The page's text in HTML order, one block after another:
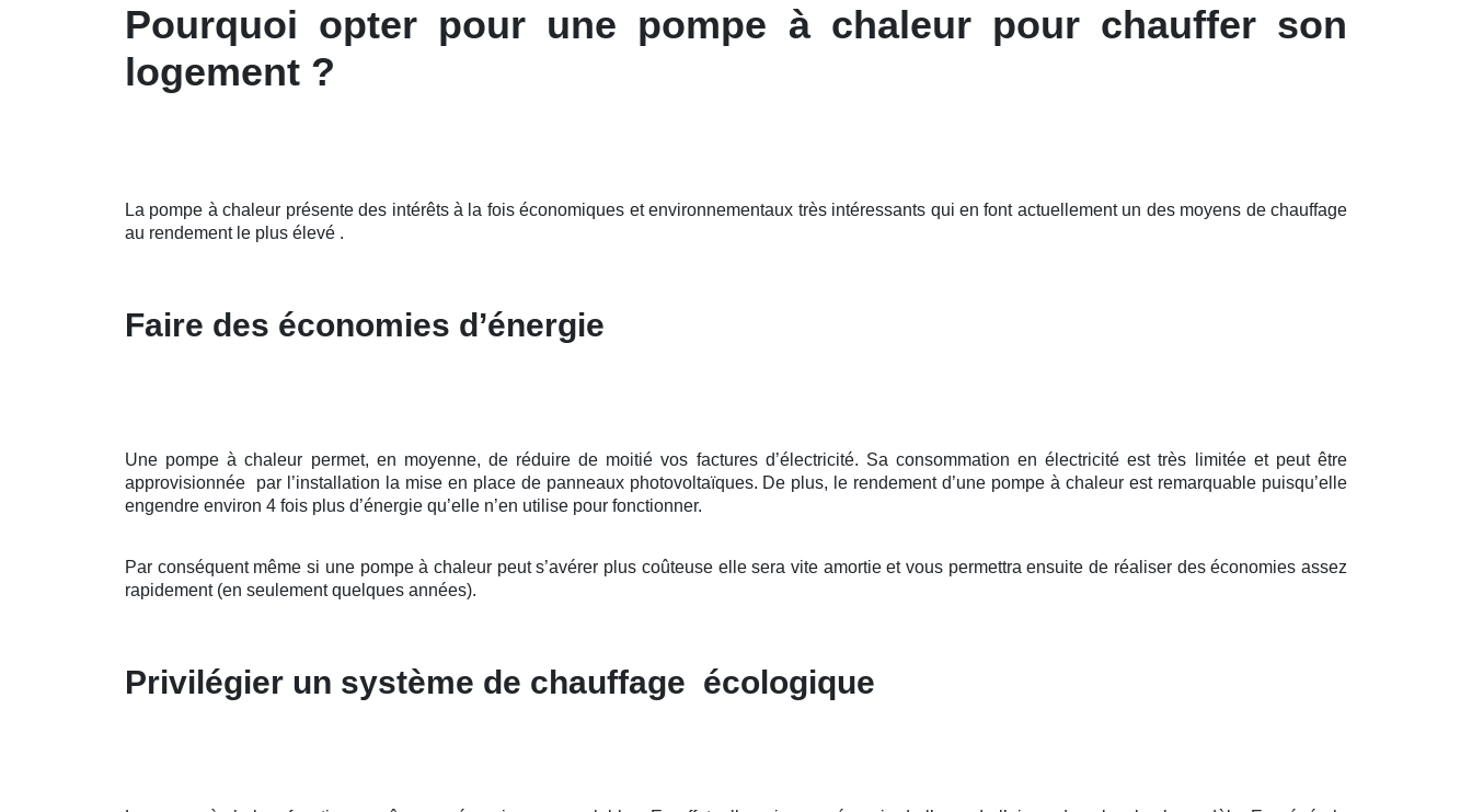
Pourquoi opter pour une pompe à chaleur pour chauffer son
logement ?
La pompe à chaleur présente des intérêts à la fois économiques et environnementaux très intéressants qui en font actuellement un des moyens de chauffage
au rendement le plus élevé .
Faire des économies d’énergie
Une pompe à chaleur permet, en moyenne, de réduire de moitié vos factures d’électricité. Sa consommation en électricité est très limitée et peut être
approvisionnée par l’installation la mise en place de panneaux photovoltaïques. De plus, le rendement d’une pompe à chaleur est remarquable puisqu’elle
engendre environ 4 fois plus d’énergie qu’elle n’en utilise pour fonctionner.
Par conséquent même si une pompe à chaleur peut s’avérer plus coûteuse elle sera vite amortie et vous permettra ensuite de réaliser des économies assez
rapidement (en seulement quelques années).
Privilégier un système de chauffage écologique